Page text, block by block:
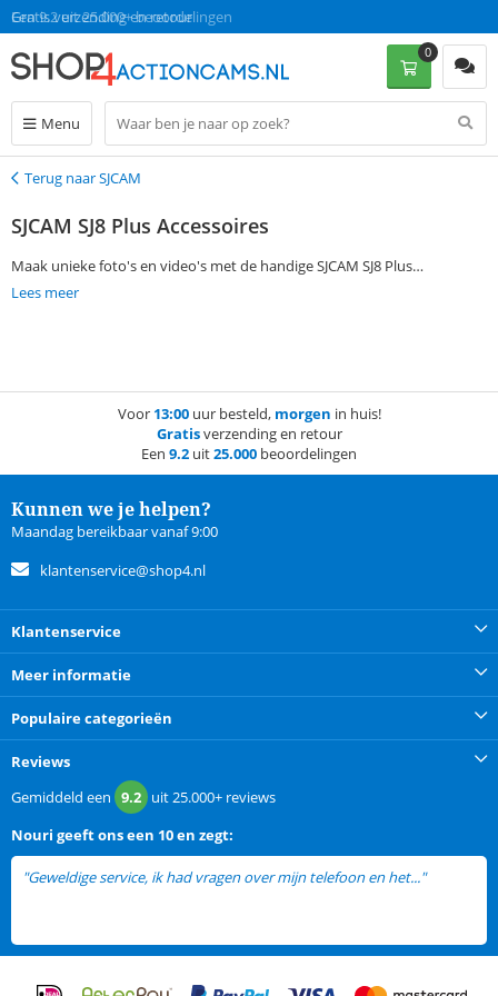
Gratis verzending en retour
Een 9.2 uit 25.000+ beoordelingen
Menu
0
Terug
Terug naar SJCAM
SJCAM SJ8 Plus Accessoires
Maak unieke foto's en video's met de handige SJCAM SJ8 Plus
accessoires! Voor iedere gelegenheid zijn er accessoires die je kunnen
accessoires te vinden die jij zoekt. Bestel je op werkdagen voor 13:00?
Dan mag je de producten de volgende dag al in huis verwachten. Zonder
verzendkosten te betalen!
Lees meer
Voor 13:00uur besteld, morgen in huis!
Gratisverzending en retour
Een 9.2 uit25.000 beoordelingen
Kunnen we je helpen?
Maandag bereikbaar vanaf 9:00
klantenservice@shop4.nl
Klantenservice
Meer informatie
Populaire categorieën
Reviews
Gemiddeld een 9.2 uit25.000+ reviews
Nouri geeft ons een 10 en zegt:
"Geweldige service, ik had vragen over mijn telefoon en het..."